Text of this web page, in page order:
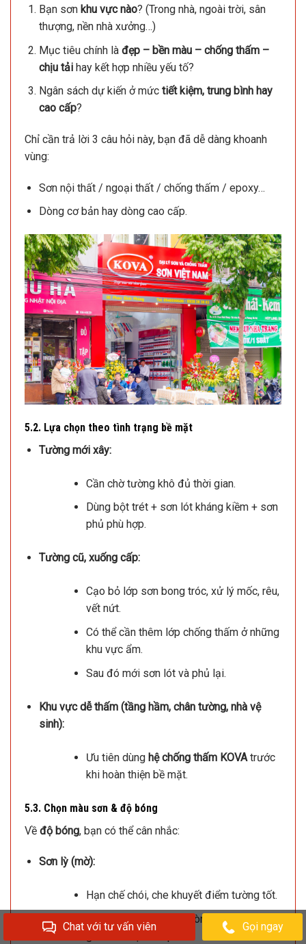
Bạn sơn khu vực nào? (Trong nhà, ngoài trời, sân
thượng, nền nhà xưởng…)
Mục tiêu chính là đẹp – bền màu – chống thấm –
chịu tảihay kết hợp nhiều yếu tố?
Ngân sách dự kiến ở mức tiết kiệm, trung bình hay
cao cấp?
Chỉ cần trả lời 3 câu hỏi này, bạn đã dễ dàng khoanh
vùng:
Sơn nội thất / ngoại thất / chống thấm / epoxy…
Dòng cơ bản hay dòng cao cấp.
5.2. Lựa chọn theo tình trạng bề mặt
Tường mới xây:
Cần chờ tường khô đủ thời gian.
Dùng bột trét + sơn lót kháng kiềm + sơn
phủ phù hợp.
Tường cũ, xuống cấp:
Cạo bỏ lớp sơn bong tróc, xử lý mốc, rêu,
vết nứt.
Có thể cần thêm lớp chống thấm ở những
khu vực ẩm.
Sau đó mới sơn lót và phủ lại.
Khu vực dễ thấm (tầng hầm, chân tường, nhà vệ
sinh):
Ưu tiên dùng hệ chống thấm KOVAtrước
khi hoàn thiện bề mặt.
5.3. Chọn màu sơn & độ bóng
Về độ bóng, bạn có thể cân nhắc:
Sơn lỳ (mờ):
Hạn chế chói, che khuyết điểm tường tốt.
Phù hợp phòng ngủ, phòng khách, không
Chat với tư vấn viên Gọi ngay